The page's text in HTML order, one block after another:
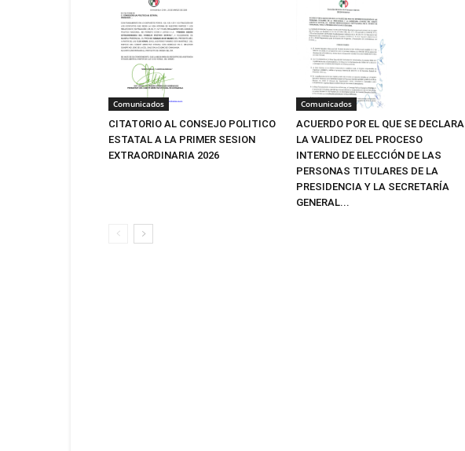
Comunicados
CITATORIO AL CONSEJO POLITICO
ESTATAL A LA PRIMER SESION
EXTRAORDINARIA 2026
Comunicados
ACUERDO POR EL QUE SE DECLARA
LA VALIDEZ DEL PROCESO
INTERNO DE ELECCIÓN DE LAS
PERSONAS TITULARES DE LA
PRESIDENCIA Y LA SECRETARÍA
GENERAL...